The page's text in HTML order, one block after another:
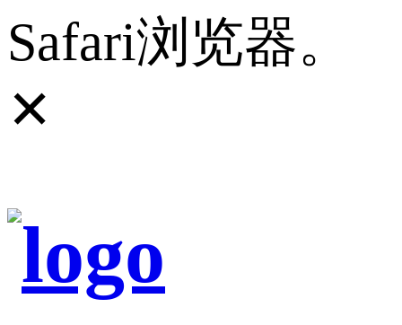
Safari浏览器。
✕